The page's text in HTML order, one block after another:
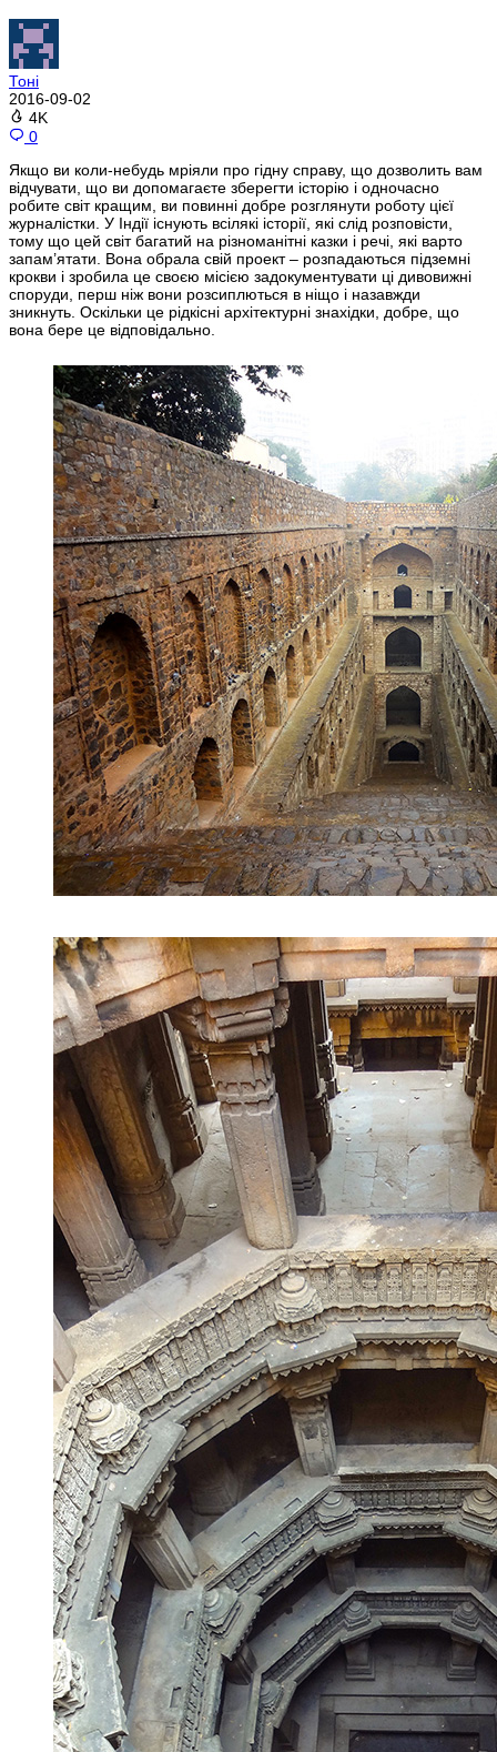
Тоні
2016-09-02
4K
0
Якщо ви коли-небудь мріяли про гідну справу, що дозволить вам
відчувати, що ви допомагаєте зберегти історію і одночасно
робите світ кращим, ви повинні добре розглянути роботу цієї
журналістки. У Індії існують всілякі історії, які слід розповісти,
тому що цей світ багатий на різноманітні казки і речі, які варто
запам’ятати. Вона обрала свій проект – розпадаються підземні
крокви і зробила це своєю місією задокументувати ці дивовижні
споруди, перш ніж вони розсиплються в ніщо і назавжди
зникнуть. Оскільки це рідкісні архітектурні знахідки, добре, що
вона бере це відповідально.